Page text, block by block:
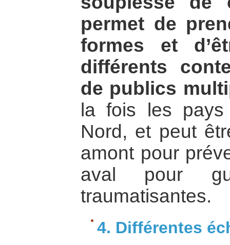
permet de
formes et
différents
de publics
la fois les
Nord, et peut
amont pour
aval pour
traumatisantes.
4. Différentes